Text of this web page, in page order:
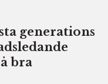
generations
bra